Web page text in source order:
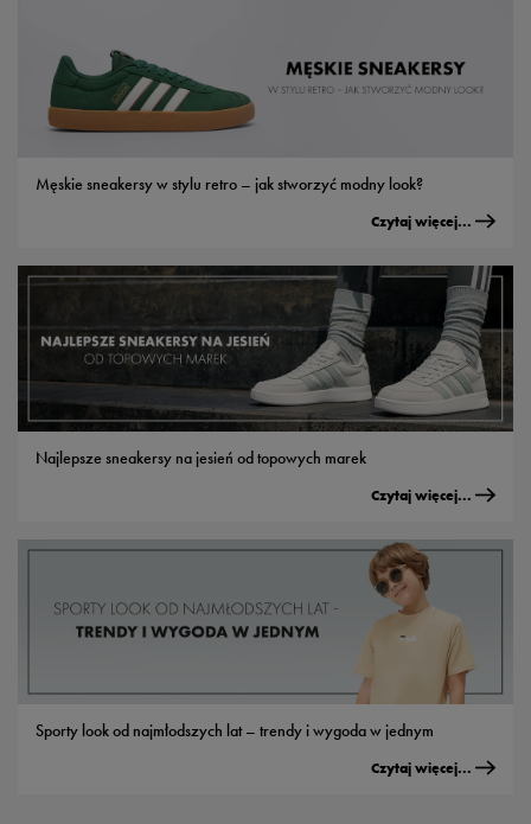
Męskie sneakersy w stylu retro – jak stworzyć modny look?
Czytaj więcej...
Najlepsze sneakersy na jesień od topowych marek
Czytaj więcej...
Sporty look od najmłodszych lat – trendy i wygoda w jednym
Czytaj więcej...